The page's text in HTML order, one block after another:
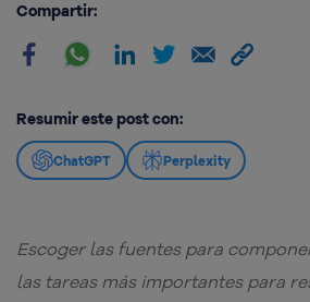
Compartir:
Resumir este post con:
ChatGPT Perplexity
Escoger las fuentes para
las tareas más importantes para